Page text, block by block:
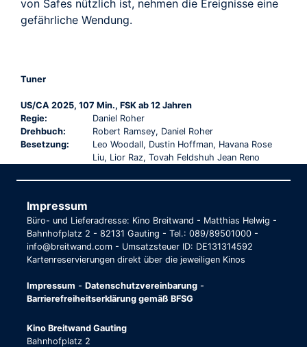
von Safes nützlich ist, nehmen die Ereignisse eine
gefährliche Wendung.
Tuner
US/CA 2025, 107 Min., FSK ab 12 Jahren
Regie:
Daniel Roher
Drehbuch:
Robert Ramsey, Daniel Roher
Besetzung:
Leo Woodall, Dustin Hoffman, Havana Rose
Liu, Lior Raz, Tovah Feldshuh Jean Reno
Impressum
Büro- und Lieferadresse: Kino Breitwand - Matthias Helwig -
Bahnhofplatz 2 - 82131 Gauting - Tel.: 089/89501000 -
info@breitwand.com - Umsatzsteuer ID: DE131314592
Kartenreservierungen direkt über die jeweiligen Kinos
Impressum - Datenschutzvereinbarung -
Barrierefreiheitserklärung gemäß BFSG
Kino Breitwand Gauting
Bahnhofplatz 2